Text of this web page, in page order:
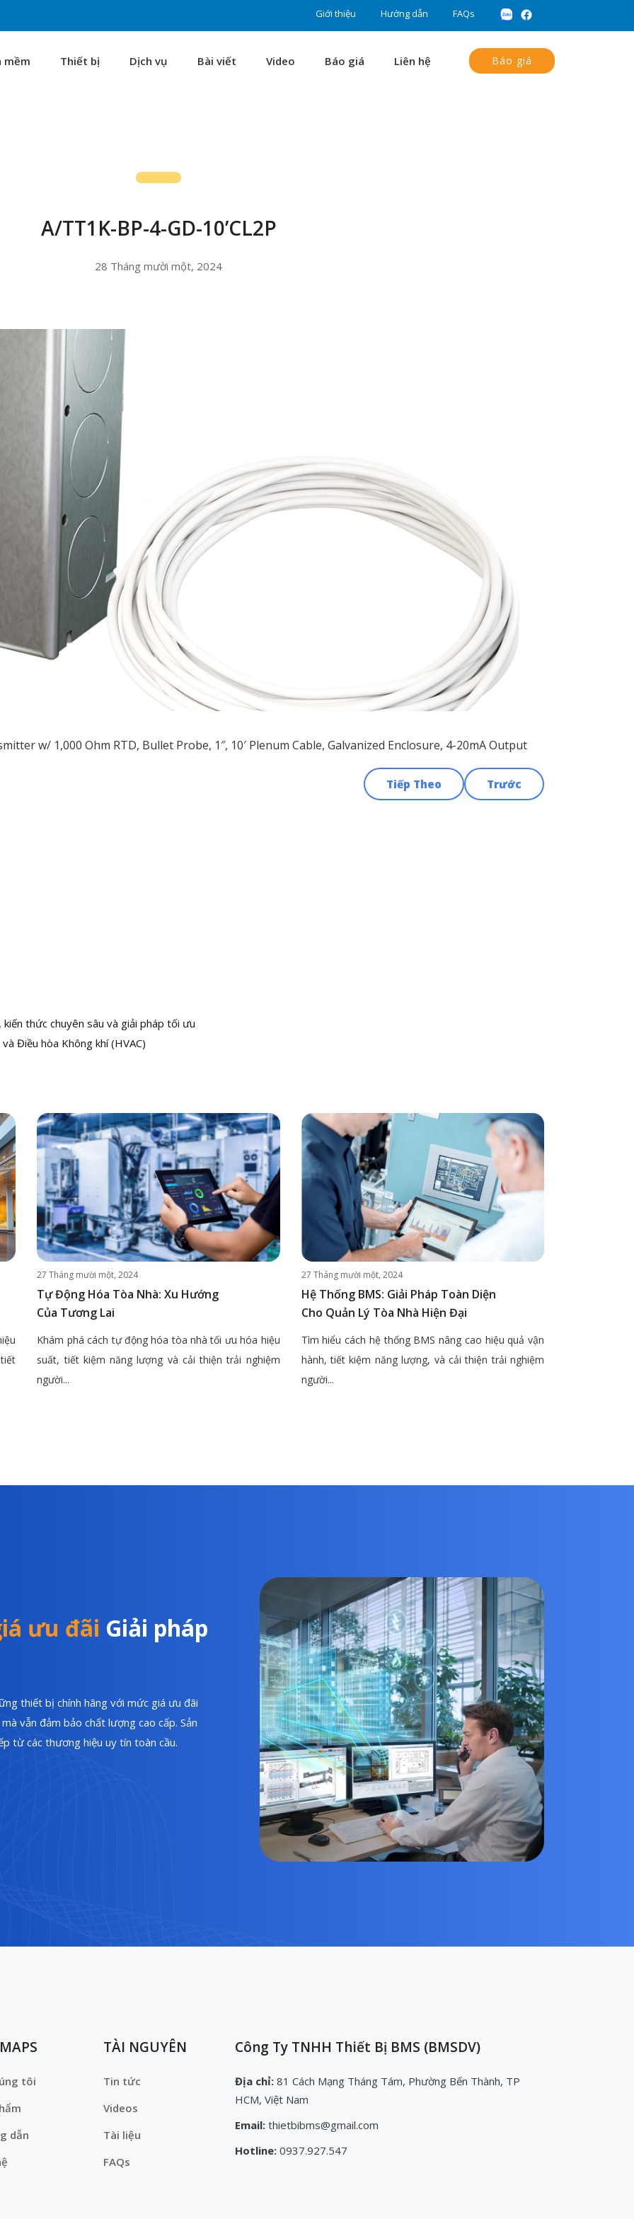
Giới thiệu Hướng dẫn FAQs
mềm Thiết bị Dịch vụ Bài viết Video Báo giá Liên hệ Báo giá
A/TT1K-BP-4-GD-10’CL2P
28 Tháng mười một, 2024
w/ 1,000 Ohm RTD, Bullet Probe, 1″, 10′ Plenum Cable, Galvanized Enclosure, 4-20mA Output
Trước
Tiếp Theo
thức chuyên sâu và giải pháp tối ưu
Điều hòa Không khí (HVAC)
27 Tháng mười một, 2024
Tự Động Hóa Tòa Nhà: Xu Hướng
Của Tương Lai
Khám phá cách tự động hóa tòa nhà tối ưu hóa hiệu
suất, tiết kiệm năng lượng và cải thiện trải nghiệm
người...
27 Tháng mười một, 2024
Hệ Thống BMS: Giải Pháp Toàn Diện
Cho Quản Lý Tòa Nhà Hiện Đại
Tìm hiểu cách hệ thống BMS nâng cao hiệu quả vận
hành, tiết kiệm năng lượng, và cải thiện trải nghiệm
người...
ưu đãi Giải pháp
thiết bị chính hãng với mức giá ưu đãi
vẫn đảm bảo chất lượng cao cấp. Sản
từ các thương hiệu uy tín toàn cầu.
tôi
dẫn
TÀI NGUYÊN
Tin tức
Videos
Tài liệu
FAQs
Công Ty TNHH Thiết Bị BMS (BMSDV)
Địa chỉ: 81 Cách Mạng Tháng Tám, Phường Bến Thành, TP
HCM, Việt Nam
Email: thietbibms@gmail.com
Hotline: 0937.927.547